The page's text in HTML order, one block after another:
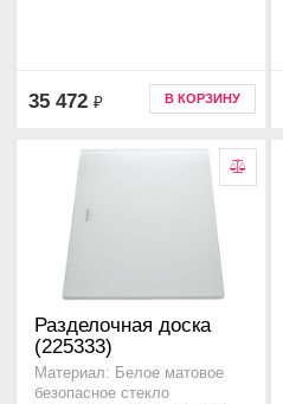
35 472 ₽ В КОРЗИНУ
Разделочная доска
(225333)
Материал: Белое матовое
безопасное стекло